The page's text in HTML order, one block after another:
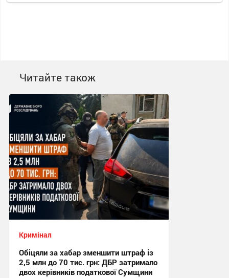
Читайте також
Кримінал
Обіцяли за хабар зменшити штраф із
2,5 млн до 70 тис. грн: ДБР затримало
двох керівників податкової Сумщини